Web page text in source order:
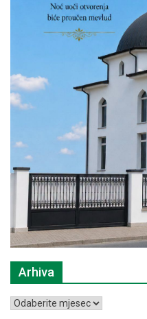
Arhiva
Arhiva